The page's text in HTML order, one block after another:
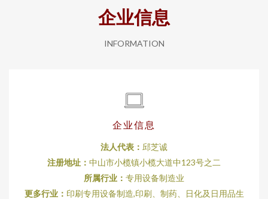
企业信息
INFORMATION
企业信息
法人代表： 邱芝诚
注册地址： 中山市小榄镇小榄大道中123号之二
所属行业： 专用设备制造业
更多行业： 印刷专用设备制造,印刷、制药、日化及日用品生